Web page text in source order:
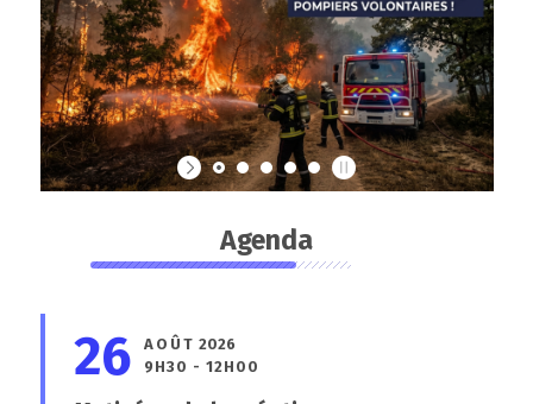
Agenda
26 AOÛT 2026
9H30 - 12H00